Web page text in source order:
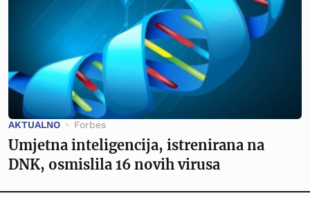
AKTUALNO Forbes
Umjetna inteligencija, istrenirana na
DNK, osmislila 16 novih virusa